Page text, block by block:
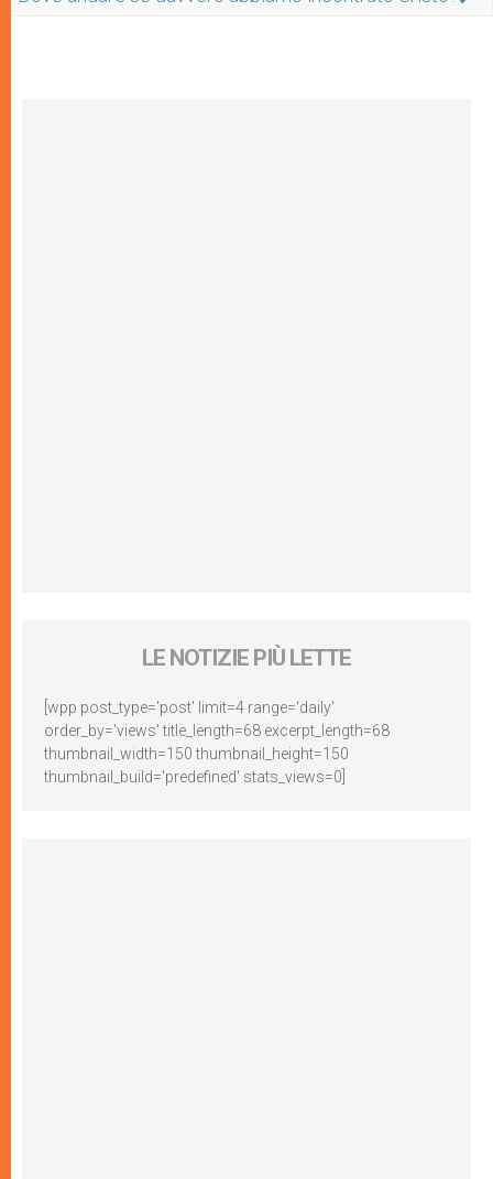
LE NOTIZIE PIÙ LETTE
[wpp post_type='post' limit=4 range='daily'
order_by='views' title_length=68 excerpt_length=68
thumbnail_width=150 thumbnail_height=150
thumbnail_build='predefined' stats_views=0]